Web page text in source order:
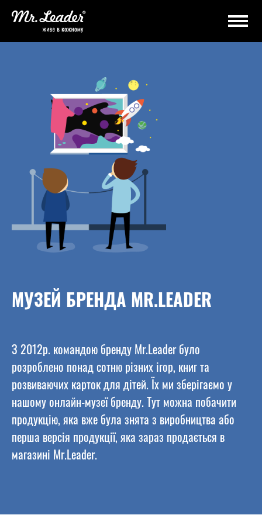
МУЗЕЙ БРЕНДА MR.LEADER
З 2012р. командою бренду Mr.Leader було
розроблено понад сотню різних ігор, книг та
розвиваючих карток для дітей. Їх ми зберігаємо у
нашому онлайн-музеї бренду. Тут можна побачити
продукцію, яка вже була знята з виробництва або
перша версія продукції, яка зараз продається в
магазині Mr.Leader.